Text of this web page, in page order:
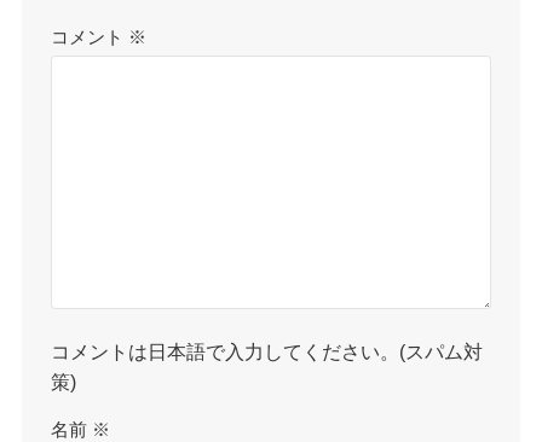
コメント ※
コメントは日本語で入力してください。(スパム対
策)
名前 ※